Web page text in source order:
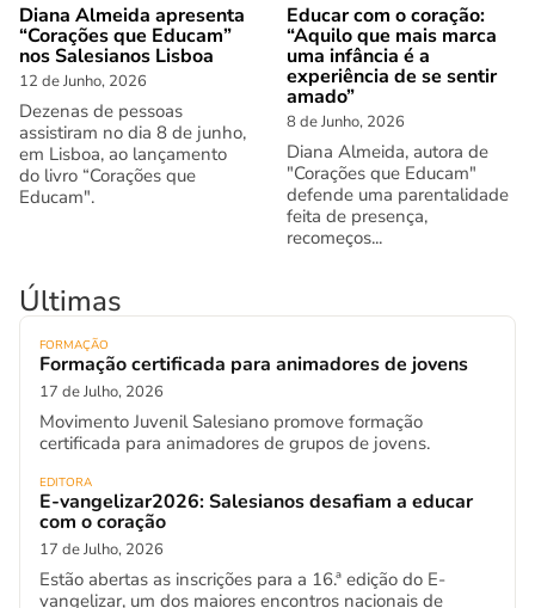
Diana Almeida apresenta
“Corações que Educam”
nos Salesianos Lisboa
12 de Junho, 2026
Dezenas de pessoas
assistiram no dia 8 de junho,
em Lisboa, ao lançamento
do livro “Corações que
Educam".
Educar com o coração:
“Aquilo que mais marca
uma infância é a
experiência de se sentir
amado”
8 de Junho, 2026
Diana Almeida, autora de
"Corações que Educam"
defende uma parentalidade
feita de presença,
recomeços...
Últimas
FORMAÇÃO
Formação certificada para animadores de jovens
17 de Julho, 2026
Movimento Juvenil Salesiano promove formação
certificada para animadores de grupos de jovens.
EDITORA
E-vangelizar2026: Salesianos desafiam a educar
com o coração
17 de Julho, 2026
Estão abertas as inscrições para a 16.ª edição do E-
vangelizar, um dos maiores encontros nacionais de